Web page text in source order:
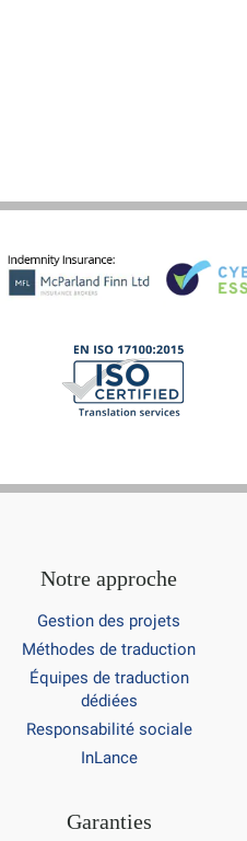
Notre approche
Gestion des projets
Méthodes de traduction
Équipes de traduction
dédiées
Responsabilité sociale
InLance
Garanties